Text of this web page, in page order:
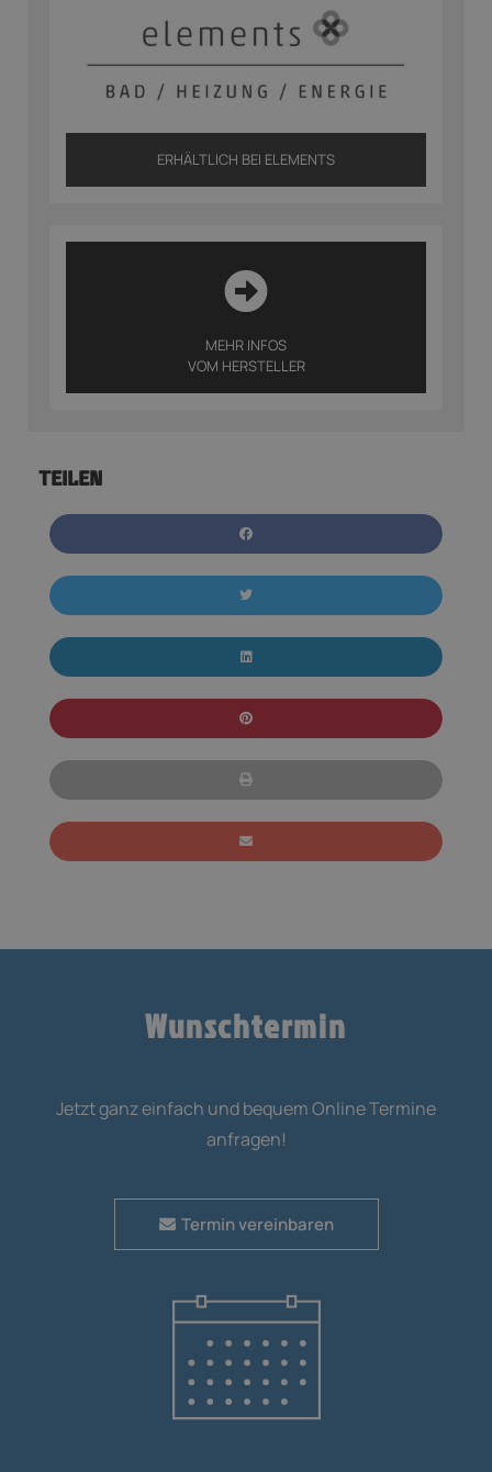
ERHÄLTLICH BEI ELEMENTS
MEHR INFOS
VOM HERSTELLER
TEILEN
Wunschtermin
Jetzt ganz einfach und bequem Online Termine
anfragen!
Termin vereinbaren